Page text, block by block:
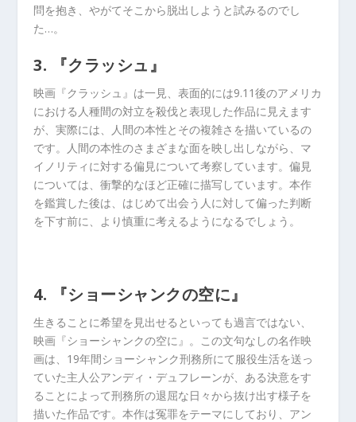
問を抱き、やがてそこから脱出しようと試みるのでし
た…。
3. 『クラッシュ』
映画『クラッシュ』は一見、表面的には9.11後のアメリカ
における人種間の対立を殺伐と表現した作品に見えます
が、実際には、人間の本性とその複雑さを描いているの
です。人間の本性のさまざまな面を映し出しながら、マ
イノリティに対する偏見について考察しています。偏見
については、衝撃的なほど正確に描写しています。本作
を鑑賞した後は、はじめて出会う人に対して偏った判断
を下す前に、より慎重に考えるようになるでしょう。
4. 『ショーシャンクの空に』
生きることに希望を見出せるといっても過言ではない、
映画『ショーシャンクの空に』。この文句なしの名作映
画は、19年間ショーシャンク刑務所にて服役生活を送っ
ていた主人公アンディ・デュフレーンが、ある決意をす
ることによって刑務所の退屈な日々から抜け出す様子を
描いた作品です。本作は冤罪をテーマにしており、アン